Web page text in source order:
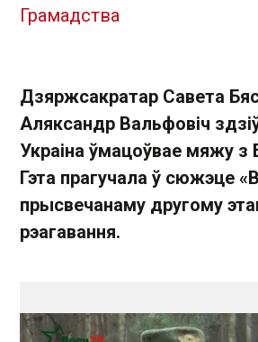
Грамадства
Дзяржсакратар Савета
Аляксандр Вальфовіч
Украіна ўмацоўвае мяжу з
Гэта прагучала ў сюжэце
прысвечанаму другому
рэагавання.